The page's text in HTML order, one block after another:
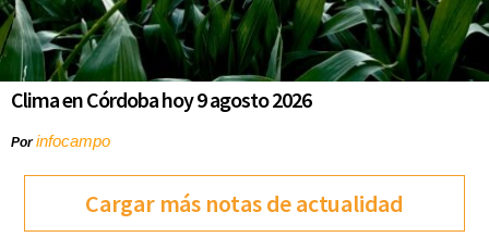
Clima en Córdoba hoy 9 agosto 2026
Porinfocampo
Cargar más notas de actualidad